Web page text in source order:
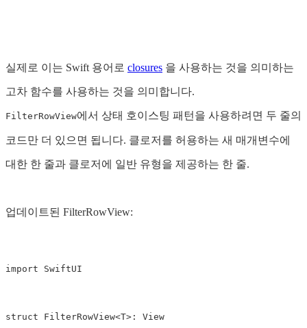
실제로 이는 Swift 용어로 closures 을 사용하는 것을 의미하는
고차 함수를 사용하는 것을 의미합니다.
FilterRowView에서 상태 호이스팅 패턴을 사용하려면 두 줄의
코드만 더 있으면 됩니다. 클로저를 허용하는 새 매개변수에
대한 한 줄과 클로저에 일반 유형을 제공하는 한 줄.
업데이트된 FilterRowView:
import SwiftUI
struct FilterRowView<T> : View